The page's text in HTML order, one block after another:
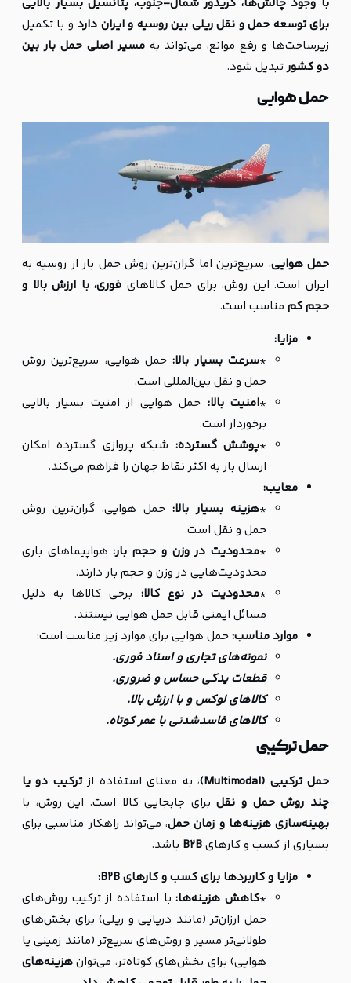
با وجود چالش‌ها، کریدور شمال-جنوب، پتانسیل بسیار بالایی
برای توسعه حمل و نقل ریلی بین روسیه و ایران دارد و با تکمیل
زیرساخت‌ها و رفع موانع، می‌تواند بهمسیر اصلی حمل بار بین
دو کشورتبدیل شود.
حمل هوایی
حمل هوایی، سریع‌ترین اما گران‌ترین روش حمل بار از روسیه به
ایران است. این روش، برای حمل کالاهای فوری، با ارزش بالا و
حجم کم مناسب است.
مزایا:
*سرعت بسیار بالا:حمل هوایی، سریع‌ترین روش
حمل و نقل بین‌المللی است.
*امنیت بالا: حمل هوایی از امنیت بسیار بالایی
برخوردار است.
*پوشش گسترده: شبکه پروازی گسترده امکان
ارسال بار به اکثر نقاط جهان را فراهم می‌کند.
معایب:
*هزینه بسیار بالا: حمل هوایی، گران‌ترین روش
حمل و نقل است.
*محدودیت در وزن و حجم بار:هواپیماهای باری
محدودیت‌هایی در وزن و حجم بار دارند.
*محدودیت در نوع کالا: برخی کالاها به دلیل
مسائل ایمنی قابل حمل هوایی نیستند.
موارد مناسب:حمل هوایی برای موارد زیر مناسب است:
نمونه‌های تجاری و اسناد فوری.
قطعات یدکی حساس و ضروری.
کالاهای لوکس و با ارزش بالا.
کالاهای فاسدشدنی با عمر کوتاه.
حمل ترکیبی
حمل ترکیبی (Multimodal) ، به معنای استفاده ازترکیب دو یا
چند روش حمل و نقلبرای جابجایی کالا است. این روش، با
بهینه‌سازی هزینه‌ها و زمان حمل، می‌تواند راهکار مناسبی برای
بسیاری از کسب و کارهایB2B باشد.
مزایا و کاربردها برای کسب و کارهای B2B:
*کاهش هزینه‌ها:با استفاده از ترکیب روش‌های
حمل ارزان‌تر (مانند دریایی و ریلی) برای بخش‌های
طولانی‌تر مسیر و روش‌های سریع‌تر (مانند زمینی یا
هوایی) برای بخش‌های کوتاه‌تر، می‌توانهزینه‌های